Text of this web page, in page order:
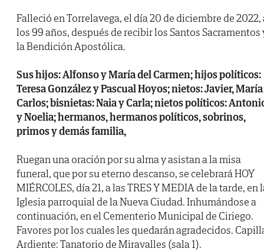
Falleció en Torrelavega, el día 20 de diciembre de 2022,
los 99 años, después de recibir los Santos Sacramentos
la Bendición Apostólica.
Sus hijos: Alfonso y María del Carmen; hijos políticos:
Teresa González y Pascual Hoyos; nietos: Javier,
Carlos; bisnietas: Naia y Carla; nietos políticos:
y Noelia; hermanos, hermanos políticos, sobrinos,
primos y demás familia,
Ruegan una oración por su alma y asistan a la misa
funeral, que por su eterno descanso, se celebrará HOY
MIÉRCOLES, día 21, a las TRES Y MEDIA de la tarde, en
Iglesia parroquial de la Nueva Ciudad. Inhumándose a
continuación, en el Cementerio Municipal de Ciriego.
Favores por los cuales les quedarán agradecidos.
Ardiente: Tanatorio de Miravalles (sala 1).